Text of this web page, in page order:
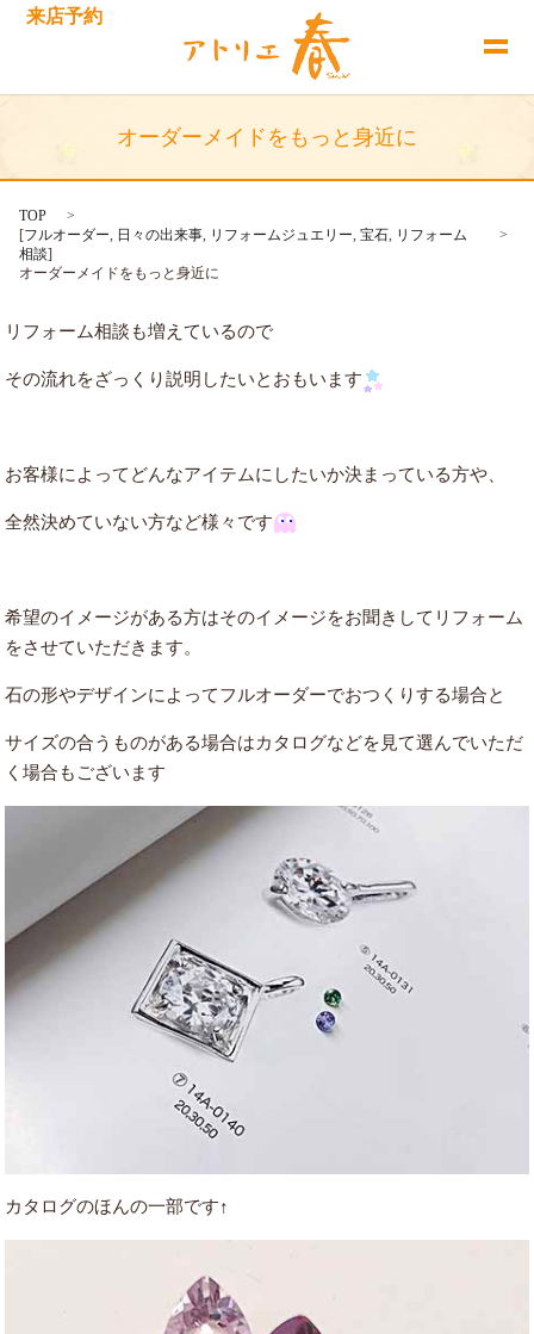
来店予約
オーダーメイドをもっと身近に
TOP
[フルオーダー 日々の出来事 リフォームジュエリー ,宝石 リフォーム
相談]
オーダーメイドをもっと身近に
リフォーム相談も増えているので
その流れをざっくり説明したいとおもいます
お客様によってどんなアイテムにしたいか決まっている方や、
全然決めていない方など様々です
希望のイメージがある方はそのイメージをお聞きしてリフォーム
をさせていただきます。
石の形やデザインによってフルオーダーでおつくりする場合と
サイズの合うものがある場合はカタログなどを見て選んでいただ
く場合もございます
カタログのほんの一部です↑